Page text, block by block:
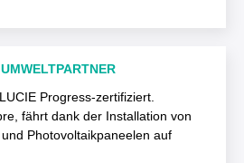
Progress-zertifiziert.
fährt dank der Installation von
Photovoltaikpaneelen auf